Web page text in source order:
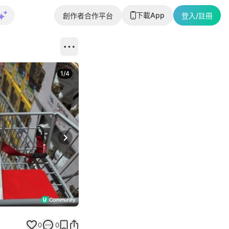
創作者合作平台 下載App 登入/註冊
Next slide
1/4
0 0